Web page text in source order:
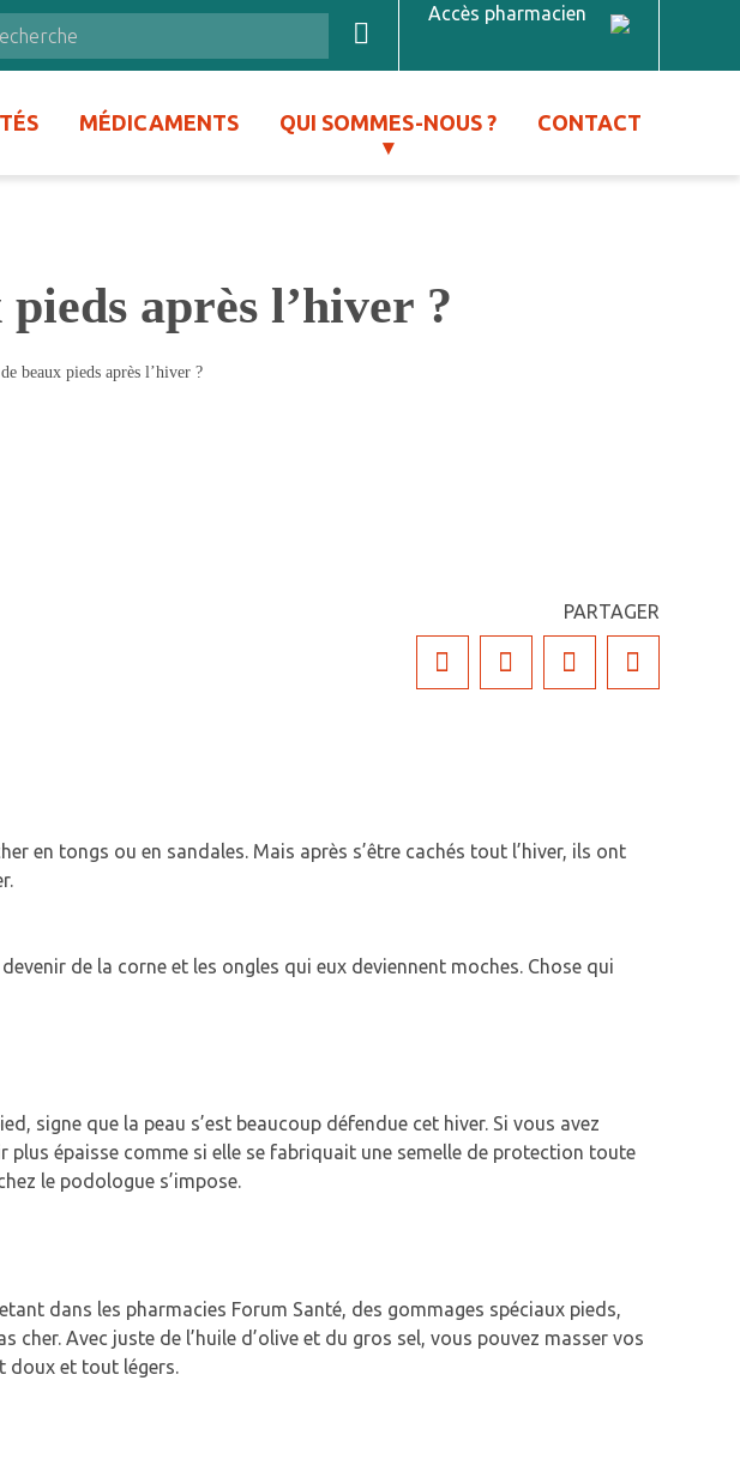
Accès pharmacien
MÉDICAMENTS QUI SOMMES-NOUS ? CONTACT
après l’hiver ?
beaux pieds après l’hiver ?
PARTAGER
en tongs ou en sandales. Mais après s’être cachés tout l’hiver, ils ont
de la corne et les ongles qui eux deviennent moches. Chose qui
signe que la peau s’est beaucoup défendue cet hiver. Si vous avez
épaisse comme si elle se fabriquait une semelle de protection toute
le podologue s’impose.
dans les pharmacies Forum Santé, des gommages spéciaux pieds,
cher. Avec juste de l’huile d’olive et du gros sel, vous pouvez masser vos
doux et tout légers.